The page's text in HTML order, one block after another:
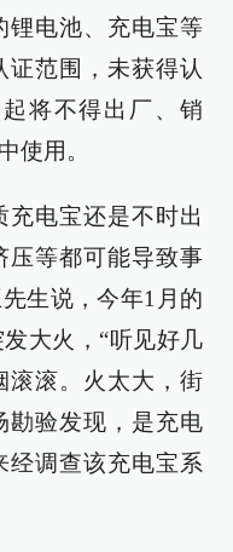
锂电池、充电宝等
证范围，未获得认
将不得出厂、销
使用。
充电宝还是不时出
压等都可能导致事
生说，今年1月的
大火，“听见好几
滚滚。火太大，街
勘验发现，是充电
经调查该充电宝系